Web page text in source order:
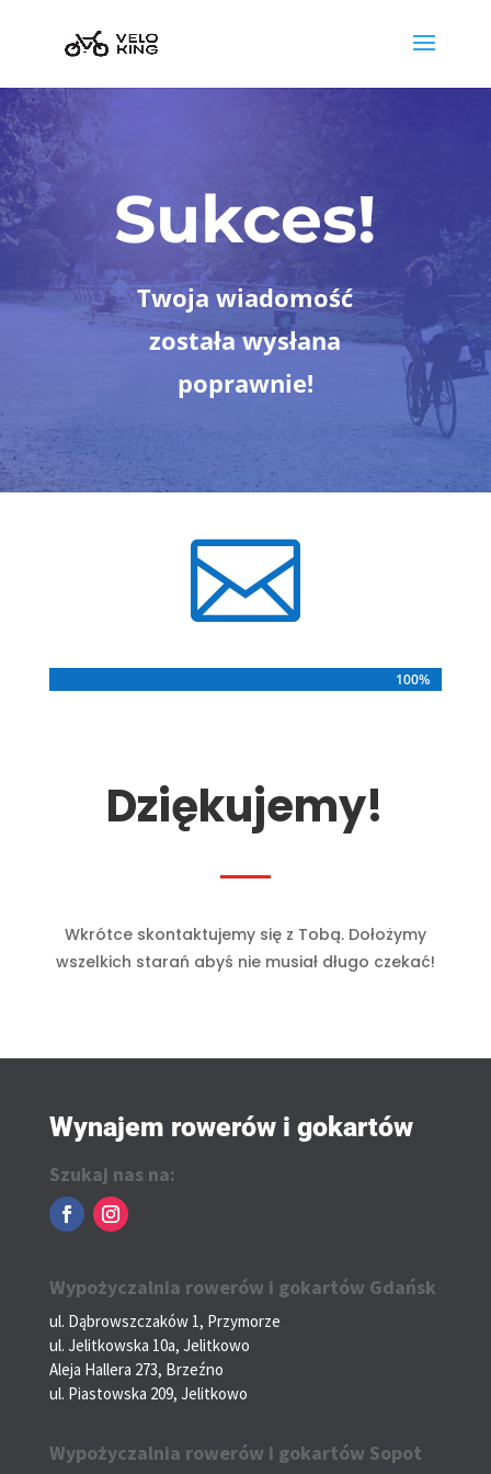
Sukces!
Twoja wiadomość
została wysłana
poprawnie!

100%
100%
Dziękujemy!
Wkrótce skontaktujemy się z Tobą. Dołożymy
wszelkich starań abyś nie musiał długo czekać!
Wynajem rowerów i gokartów
Szukaj nas na:
Wypożyczalnia rowerów i gokartów Gdańsk
ul. Dąbrowszczaków 1, Przymorze
ul. Jelitkowska 10a, Jelitkowo
Aleja Hallera 273, Brzeźno
ul. Piastowska 209, Jelitkowo
Wypożyczalnia rowerów i gokartów Sopot